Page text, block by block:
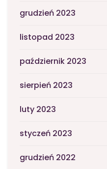
grudzień 2023
listopad 2023
październik 2023
sierpień 2023
luty 2023
styczeń 2023
grudzień 2022